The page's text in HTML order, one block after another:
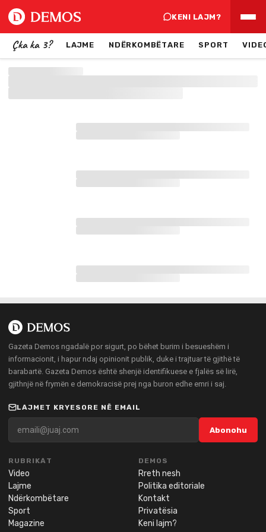
KENI LAJM?
Çka ka 3? LAJME NDËRKOMBËTARE SPORT
Gazeta Demos ngadalë por sigurt, po bëhet burim i besueshëm i
informacionit, i hapur ndaj opinionit publik, duke i trajtuar të gjithë të
barabartë. Gazeta Demos është shenjë identifikuese e fjalës së lirë,
gjithnjë në frymën e demokracisë prej nga buron edhe emri i saj.
LAJMET KRYESORE NË EMAIL
Abonohu
RUBRIKAT
Video
Lajme
Ndërkombëtare
Sport
Magazine
DEMOS
Rreth nesh
Politika editoriale
Kontakt
Privatësia
Keni lajm?